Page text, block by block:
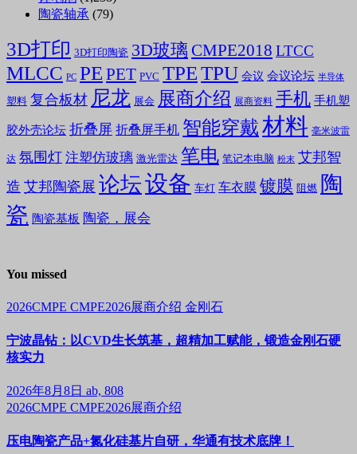
陶瓷轴承 (79)
3D打印 3D打印陶瓷 3D玻璃 CMPE2018 LTCC
MLCC PC PE PET PVC TPETPU 会议 会议论坛 半导体
塑料 复合板材 尼龙 展会 展商介绍 展商资料 手机 手机塑
胶外壳论坛 折叠屏 折叠屏手机 智能穿戴材料 毫米波雷
达 氛围灯 注塑仿玻璃 激光雷达 笔电 笔记本电脑 粉末 艾邦智
造 艾邦陶瓷展 论坛设备 车灯 车衣膜 镀膜 阻燃 陶
瓷 陶瓷基板 陶瓷，展会
You missed
2026CMPE CMPE2026展商介绍 金刚石
宁波晶钻：以CVD生长筑基，超精加工赋能，锻造金刚石硬
核实力
2026年8月8日 ab, 808
2026CMPE CMPE2026展商介绍
压电陶瓷产品+氮化硅基片自研，华通有技术底牌！